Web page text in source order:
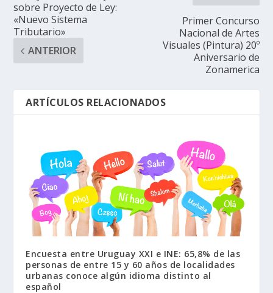
sobre Proyecto de Ley:
«Nuevo Sistema
Tributario»
ANTERIOR
Primer Concurso
Nacional de Artes
Visuales (Pintura) 20º
Aniversario de
Zonamerica
ARTÍCULOS RELACIONADOS
Encuesta entre Uruguay XXI e INE: 65,8% de las
personas de entre 15 y 60 años de localidades
urbanas conoce algún idioma distinto al
español